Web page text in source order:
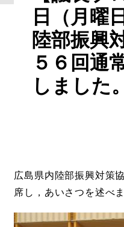
日（月曜
陸部振興
５６回通
しました。
広島県内陸部振興対策
席し，あいさつを述べま